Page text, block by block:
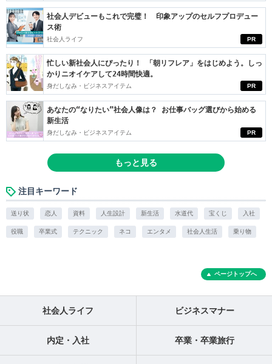
PR
社会人デビューもこれで完璧！ 印象アップのセルフプロデュー
ス術
社会人ライフ
PR
忙しい新社会人にぴったり！ 「朝リフレア」をはじめよう。しっ
かりニオイケアして24時間快適。
身だしなみ・ビジネスアイテム
PR
あなたの“なりたい”社会人像は？ お仕事バッグ選びから始める
新生活
身だしなみ・ビジネスアイテム
もっと見る
注目キーワード
送り状 恋人 資料 人生設計 新生活 水道代 宝くじ 入社
役職 卒業式 テクニック ネコ エンタメ 社会人生活 乗り物
ページトップへ
社会人ライフ ビジネスマナー
内定・入社 卒業・卒業旅行